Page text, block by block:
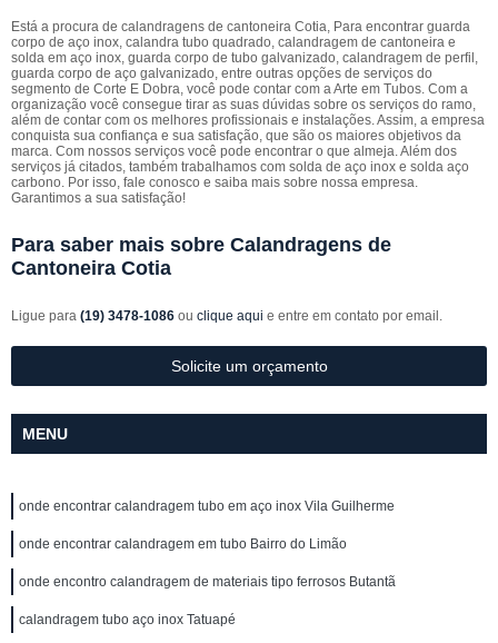
Está a procura de calandragens de cantoneira Cotia, Para encontrar guarda
corpo de aço inox, calandra tubo quadrado, calandragem de cantoneira e
solda em aço inox, guarda corpo de tubo galvanizado, calandragem de perfil,
guarda corpo de aço galvanizado, entre outras opções de serviços do
segmento de Corte E Dobra, você pode contar com a Arte em Tubos. Com a
organização você consegue tirar as suas dúvidas sobre os serviços do ramo,
além de contar com os melhores profissionais e instalações. Assim, a empresa
conquista sua confiança e sua satisfação, que são os maiores objetivos da
marca. Com nossos serviços você pode encontrar o que almeja. Além dos
serviços já citados, também trabalhamos com solda de aço inox e solda aço
carbono. Por isso, fale conosco e saiba mais sobre nossa empresa.
Garantimos a sua satisfação!
Para saber mais sobre Calandragens de
Cantoneira Cotia
Ligue para (19) 3478-1086 ou clique aqui e entre em contato por email.
Solicite um orçamento
MENU
onde encontrar calandragem tubo em aço inox Vila Guilherme
onde encontrar calandragem em tubo Bairro do Limão
onde encontro calandragem de materiais tipo ferrosos Butantã
calandragem tubo aço inox Tatuapé